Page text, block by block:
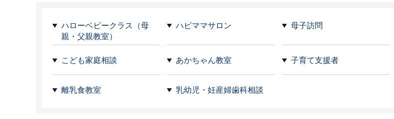
ハローベビークラス（母
親・父親教室）
ハピママサロン 母子訪問
こども家庭相談 あかちゃん教室 子育て支援者
離乳食教室 乳幼児・妊産婦歯科相談